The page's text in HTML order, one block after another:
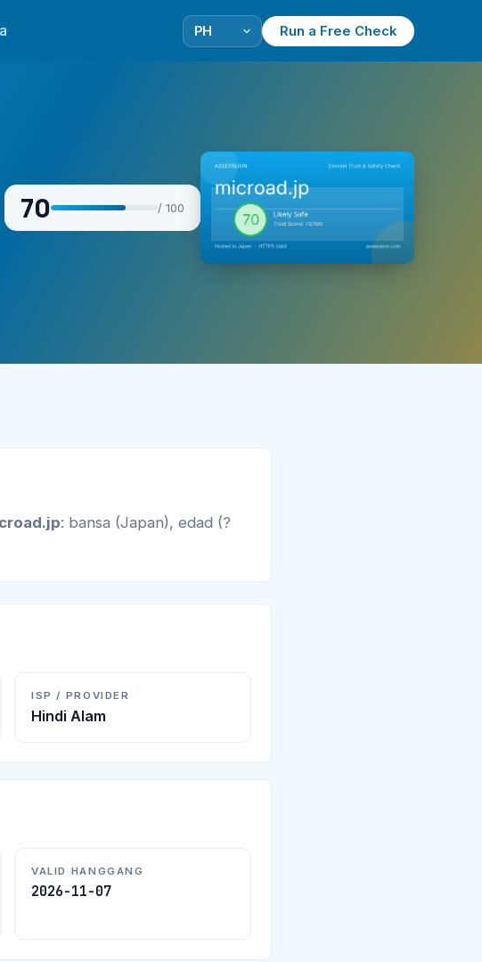
Run a Free Check
70 / 100
: bansa (Japan), edad (?
ISP / PROVIDER
Hindi Alam
VALID HANGGANG
2026-11-07